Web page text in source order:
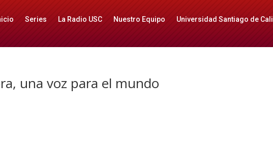
Series La Radio USC Nuestro Equipo Universidad Santiago de Cali
una voz para el mundo